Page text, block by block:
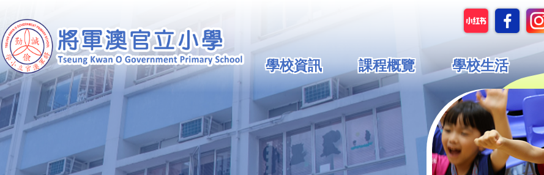
Main
navigation
學校資訊 課程概覽 學校生活